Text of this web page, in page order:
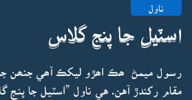
ناول
اسٽيل جا پنج گلاس
رسول ميمڻ ھڪ اھڙو ليکڪ آھي جنھن
مقام رکندڙ آهن. هي ناول ”اسٽيل جا پنج